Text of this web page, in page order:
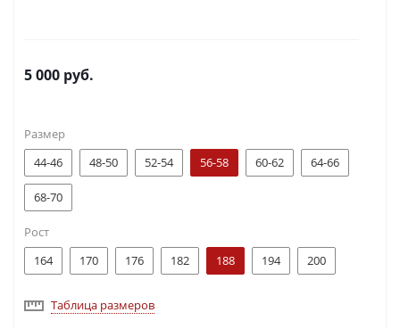
5 000 руб.
Размер
44-46
48-50 52-54 56-58 60-62 64-66
68-70
Рост
164
170 176 182 188 194 200
Таблица размеров